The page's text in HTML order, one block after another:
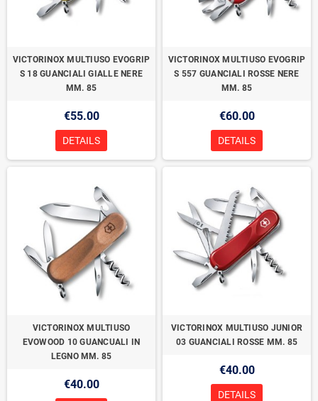
VICTORINOX MULTIUSO EVOGRIP
S 18 GUANCIALI GIALLE NERE
MM. 85
€55.00
DETAILS
VICTORINOX MULTIUSO EVOGRIP
S 557 GUANCIALI ROSSE NERE
MM. 85
€60.00
DETAILS
VICTORINOX MULTIUSO
EVOWOOD 10 GUANCUALI IN
LEGNO MM. 85
€40.00
VICTORINOX MULTIUSO JUNIOR
03 GUANCIALI ROSSE MM. 85
€40.00
DETAILS